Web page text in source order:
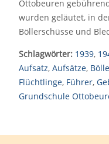
Ottobeuren
wurden geläutet, in
Böllerschüsse und
Schlagwörter: 1939,
Aufsatz, Aufsätze,
Flüchtlinge, Führer,
Grundschule